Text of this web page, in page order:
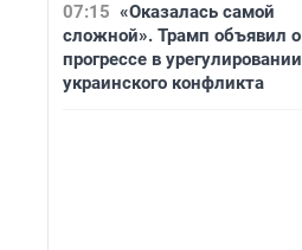
07:15 «Оказалась самой
сложной». Трамп объявил о
прогрессе в урегулировании
украинского конфликта